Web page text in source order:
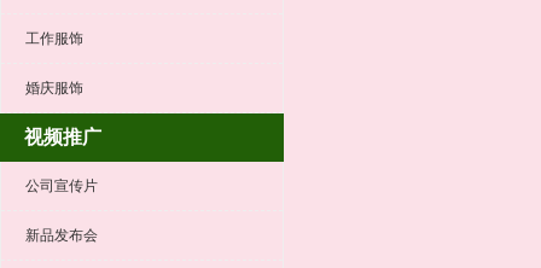
工作服饰
婚庆服饰
视频推广
公司宣传片
新品发布会